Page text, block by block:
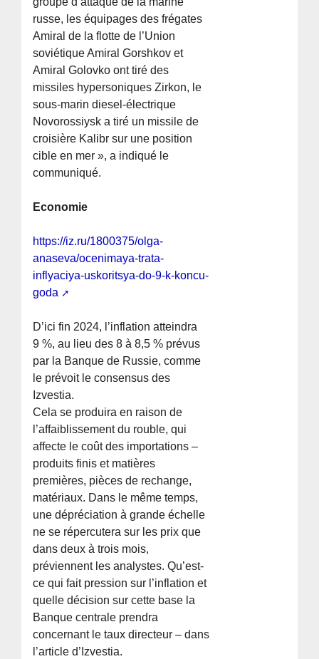
russe, les équipages des frégates
Amiral de la flotte de l’Union
soviétique Amiral Gorshkov et
Amiral Golovko ont tiré des
missiles hypersoniques Zirkon, le
sous-marin diesel-électrique
Novorossiysk a tiré un missile de
croisière Kalibr sur une position
cible en mer », a indiqué le
communiqué.
Economie
https://iz.ru/1800375/olga-
anaseva/ocenimaya-trata-
inflyaciya-uskoritsya-do-9-k-koncu-
goda
D’ici fin 2024, l’inflation atteindra
9 %, au lieu des 8 à 8,5 % prévus
par la Banque de Russie, comme
le prévoit le consensus des
Izvestia.
Cela se produira en raison de
l’affaiblissement du rouble, qui
affecte le coût des importations –
produits finis et matières
premières, pièces de rechange,
matériaux. Dans le même temps,
une dépréciation à grande échelle
ne se répercutera sur les prix que
dans deux à trois mois,
préviennent les analystes. Qu’est-
ce qui fait pression sur l’inflation et
quelle décision sur cette base la
Banque centrale prendra
concernant le taux directeur – dans
l’article d’Izvestia.